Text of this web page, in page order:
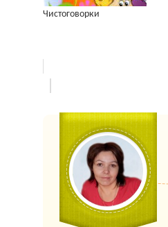
Чистоговорки